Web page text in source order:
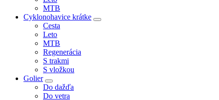
MTB
Cyklonohavice krátke
Cesta
Leto
MTB
Regenerácia
S trakmi
S vložkou
Golier
Do dažďa
Do vetra